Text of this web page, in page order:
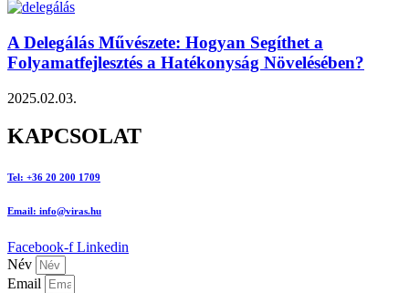
A Delegálás Művészete: Hogyan Segíthet a
Folyamatfejlesztés a Hatékonyság Növelésében?
2025.02.03.
KAPCSOLAT
Tel: +36 20 200 1709
Email: info@viras.hu
Facebook-f Linkedin
Név
Email